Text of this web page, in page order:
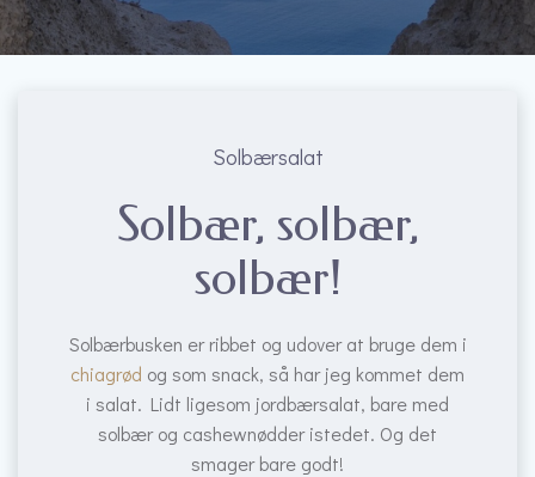
Solbærsalat
Solbær, solbær,
solbær!
Solbærbusken er ribbet og udover at bruge dem i
chiagrød og som snack, så har jeg kommet dem
i salat. Lidt ligesom jordbærsalat, bare med
solbær og cashewnødder istedet. Og det
smager bare godt!